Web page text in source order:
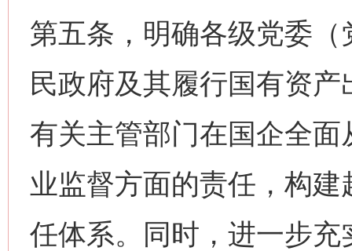
第五条，明确各级党委
民政府及其履行国有资
有关主管部门在国企全
业监督方面的责任，构
任体系。同时，进一步